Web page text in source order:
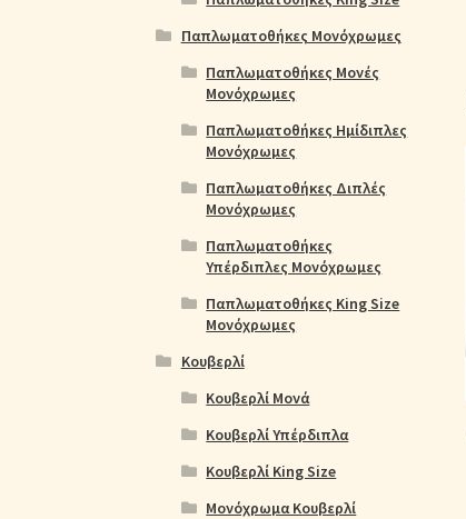
Παπλωματοθήκες Μονόχρωμες
Παπλωματοθήκες Μονές
Μονόχρωμες
Παπλωματοθήκες Ημίδιπλες
Μονόχρωμες
Παπλωματοθήκες Διπλές
Μονόχρωμες
Παπλωματοθήκες
Υπέρδιπλες Μονόχρωμες
Παπλωματοθήκες King Size
Μονόχρωμες
Κουβερλί
Κουβερλί Μονά
Κουβερλί Υπέρδιπλα
Κουβερλί King Size
Μονόχρωμα Κουβερλί